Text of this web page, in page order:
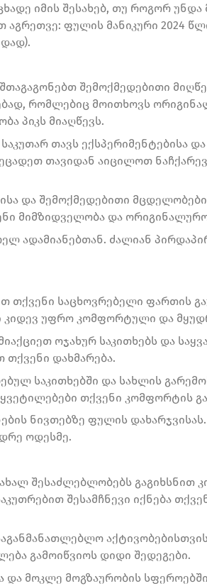
იმის შესახებ, თუ როგორ
აგრეთვე: ფულის მანიკური 2024
შემოქმედებითი
რომლებიც მოითხოვს
პიკს მიაღწევს.
თავს ექსპერიმენტებისა
თავიდან აიცილოთ
და შემოქმედებითი
მიმზიდველობა და
ადამიანებთან. ძალიან
თქვენი საცხოვრებელი ფართის
კიდევ უფრო კომფორტული და
ოჯახურ საკითხებს და
თქვენი დახმარება.
საკითხებში და სახლის
თქვენი კომფორტის
ნივთებზე ფულის
ოდესმე.
შესაძლებლობებს გაგიხსნით
შესამჩნევი იქნება
გამოიწვიოს დიდი შედეგები.
და მოკლე მოგზაურობის